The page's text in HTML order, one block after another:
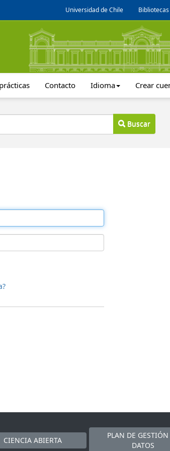
Universidad de Chile Bibliotecas
Contacto Idioma Crear
Buscar
CIENCIA ABIERTA
PLAN DE GESTIÓN
DATOS